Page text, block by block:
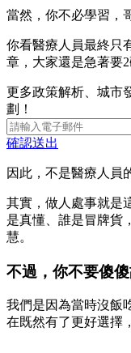
當然，你不必學習，
你看醫療人員最終只
章，大家還是急著要2
更多政策解析、城市
劃！
確認送出
因此，不是醫療人員
其實，做人處事就是
是真懂、誰是冒牌貨
慧。
不過，你不要傻
我們是因為當時沒飯
在既然有了更好選擇